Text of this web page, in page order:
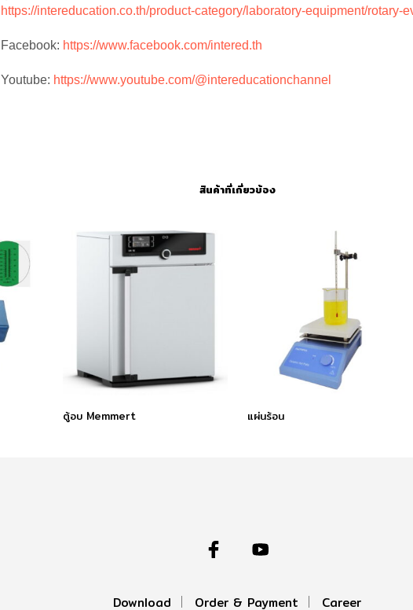
https://intereducation.co.th/product-category/laboratory-equipment/rotary-
Facebook: https://www.facebook.com/intered.th
Youtube: https://www.youtube.com/@intereducationchannel
สินค้าที่เกี่ยวข้อง
ตู้อบ Memmert แผ่นร้อน
Download Order & Payment Career